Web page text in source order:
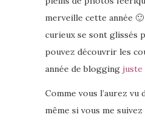
merveille cette année
curieux se sont glissés
pouvez découvrir les
année de blogging juste
Comme vous l’aurez
même si vous me